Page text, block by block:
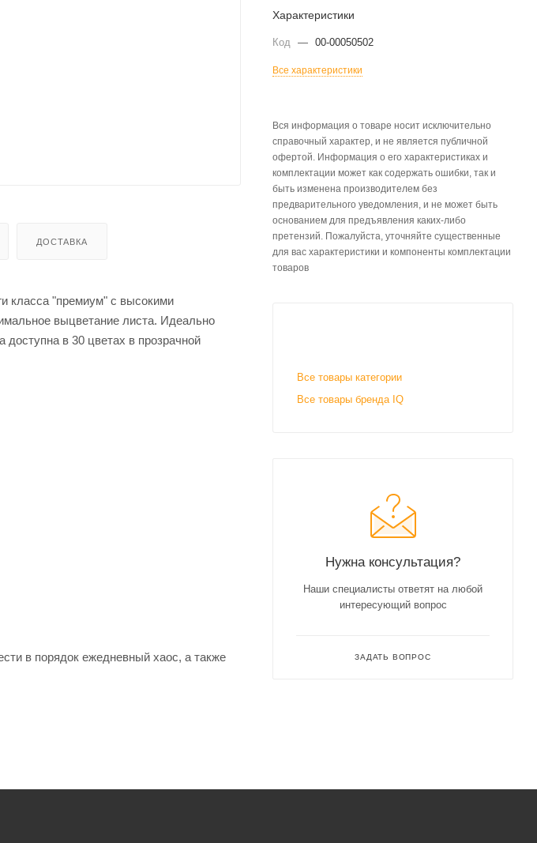
ДОСТАВКА
класса "премиум" с высокими
выцветание листа. Идеально
доступна в 30 цветах в прозрачной
в порядок ежедневный хаос, а также
Характеристики
Код — 00-00050502
Все характеристики
Вся информация о товаре носит исключительно
справочный характер, и не является публичной
офертой. Информация о его характеристиках и
комплектации может как содержать ошибки, так и
быть изменена производителем без
предварительного уведомления, и не может быть
основанием для предъявления каких-либо
претензий. Пожалуйста, уточняйте существенные
для вас характеристики и компоненты комплектации
товаров
Все товары категории
Все товары бренда IQ
Нужна консультация?
Наши специалисты ответят на любой
интересующий вопрос
ЗАДАТЬ ВОПРОС